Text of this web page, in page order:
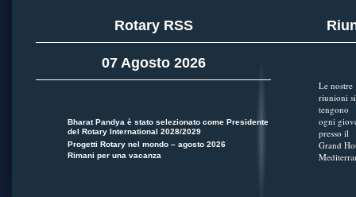
Rotary RSS
07 Agosto 2026
Bharat Pandya è stato selezionato come Presidente
del Rotary International 2028/2029
Progetti Rotary nel mondo – agosto 2026
Rimani per una vacanza
Le nostre
riunioni si
tengono
ogni
presso il
Grand